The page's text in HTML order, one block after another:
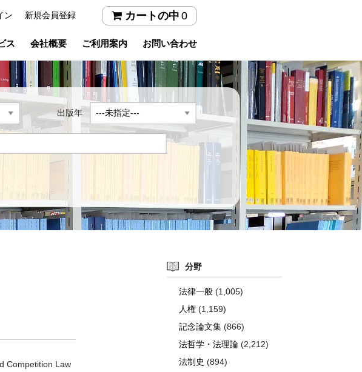
ン 新規会員登録 カートの中 0
ス 会社概要 ご利用案内 お問い合わせ
出版年
Competition Law
分野
法律一般 (1,005)
人権 (1,159)
記念論文集 (866)
法哲学・法理論 (2,212)
法制史 (894)